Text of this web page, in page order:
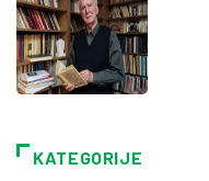
KATEGORIJE